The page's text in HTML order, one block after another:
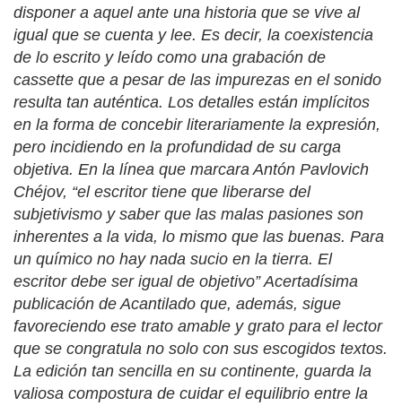
disponer a aquel ante una historia que se vive al
igual que se cuenta y lee. Es decir, la coexistencia
de lo escrito y leído como una grabación de
cassette que a pesar de las impurezas en el sonido
resulta tan auténtica. Los detalles están implícitos
en la forma de concebir literariamente la expresión,
pero incidiendo en la profundidad de su carga
objetiva. En la línea que marcara Antón Pavlovich
Chéjov, “el escritor tiene que liberarse del
subjetivismo y saber que las malas pasiones son
inherentes a la vida, lo mismo que las buenas. Para
un químico no hay nada sucio en la tierra. El
escritor debe ser igual de objetivo” Acertadísima
publicación de Acantilado que, además, sigue
favoreciendo ese trato amable y grato para el lector
que se congratula no solo con sus escogidos textos.
La edición tan sencilla en su continente, guarda la
valiosa compostura de cuidar el equilibrio entre la